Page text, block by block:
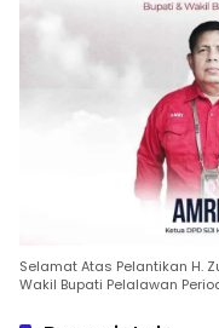
Selamat Atas Pelantikan H.
Wakil Bupati Pelalawan